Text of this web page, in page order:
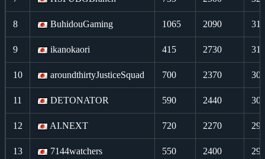
8 BuhidouGaming 1065 2090
9 ikanokaori 415 2730
10 aroundthirtyJusticeSquad 700 2370
11 DETONATOR 590 2440
12 AI.NEXT 720 2270
13 7144watchers 550 2400